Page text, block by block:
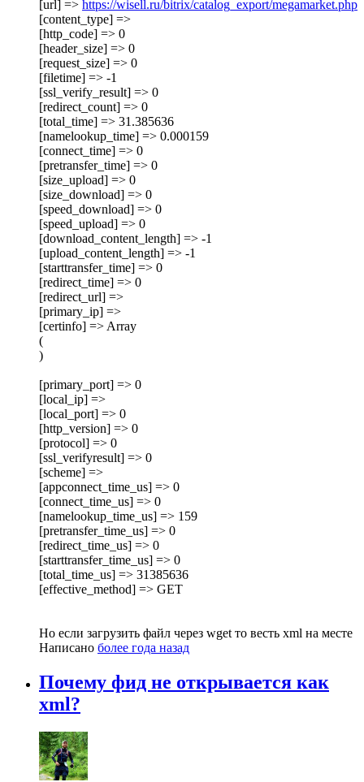
[url] => https://wisell.ru/bitrix/catalog_export/megamarket.php
[content_type] =>
[http_code] => 0
[header_size] => 0
[request_size] => 0
[filetime] => -1
[ssl_verify_result] => 0
[redirect_count] => 0
[total_time] => 31.385636
[namelookup_time] => 0.000159
[connect_time] => 0
[pretransfer_time] => 0
[size_upload] => 0
[size_download] => 0
[speed_download] => 0
[speed_upload] => 0
[download_content_length] => -1
[upload_content_length] => -1
[starttransfer_time] => 0
[redirect_time] => 0
[redirect_url] =>
[primary_ip] =>
[certinfo] => Array
(
)
[primary_port] => 0
[local_ip] =>
[local_port] => 0
[http_version] => 0
[protocol] => 0
[ssl_verifyresult] => 0
[scheme] =>
[appconnect_time_us] => 0
[connect_time_us] => 0
[namelookup_time_us] => 159
[pretransfer_time_us] => 0
[redirect_time_us] => 0
[starttransfer_time_us] => 0
[total_time_us] => 31385636
[effective_method] => GET
Но если загрузить файл через wget то весть xml на месте
Написано более года назад
Почему фид не открывается как
xml?